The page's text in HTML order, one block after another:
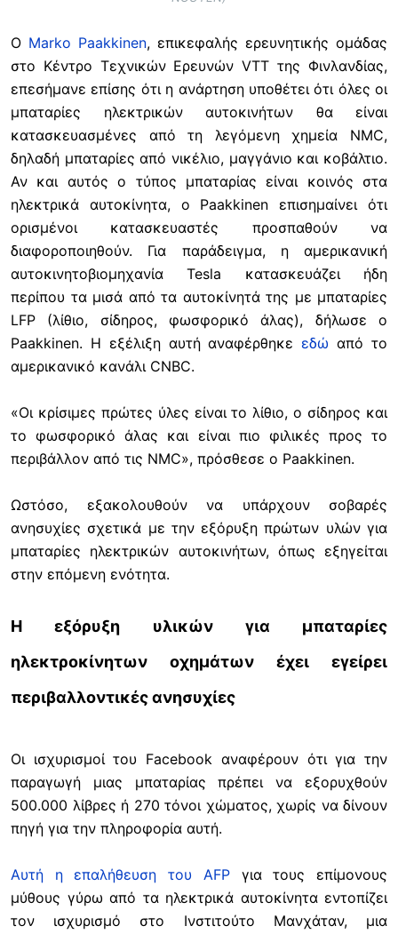
Ο Marko Paakkinen, επικεφαλής ερευνητικής ομάδας
στο Κέντρο Τεχνικών Ερευνών VTT της Φινλανδίας,
επεσήμανε επίσης ότι η ανάρτηση υποθέτει ότι όλες οι
μπαταρίες ηλεκτρικών αυτοκινήτων θα είναι
κατασκευασμένες από τη λεγόμενη χημεία NMC,
δηλαδή μπαταρίες από νικέλιο, μαγγάνιο και κοβάλτιο.
Αν και αυτός ο τύπος μπαταρίας είναι κοινός στα
ηλεκτρικά αυτοκίνητα, ο Paakkinen επισημαίνει ότι
ορισμένοι κατασκευαστές προσπαθούν να
διαφοροποιηθούν. Για παράδειγμα, η αμερικανική
αυτοκινητοβιομηχανία Tesla κατασκευάζει ήδη
περίπου τα μισά από τα αυτοκίνητά της με μπαταρίες
LFP (λίθιο, σίδηρος, φωσφορικό άλας), δήλωσε ο
Paakkinen. Η εξέλιξη αυτή αναφέρθηκεεδώ από το
αμερικανικό κανάλι CNBC.
«Οι κρίσιμες πρώτες ύλες είναι το λίθιο, ο σίδηρος και
το φωσφορικό άλας και είναι πιο φιλικές προς το
περιβάλλον από τις NMC», πρόσθεσε ο Paakkinen.
Ωστόσο, εξακολουθούν να υπάρχουν σοβαρές
ανησυχίες σχετικά με την εξόρυξη πρώτων υλών για
μπαταρίες ηλεκτρικών αυτοκινήτων, όπως εξηγείται
στην επόμενη ενότητα.
Η εξόρυξη υλικών για μπαταρίες
ηλεκτροκίνητων οχημάτων έχει εγείρει
περιβαλλοντικές ανησυχίες
Οι ισχυρισμοί του Facebook αναφέρουν ότι για την
παραγωγή μιας μπαταρίας πρέπει να εξορυχθούν
500.000 λίβρες ή 270 τόνοι χώματος, χωρίς να δίνουν
πηγή για την πληροφορία αυτή.
Αυτή η επαλήθευση του AFPγια τους επίμονους
μύθους γύρω από τα ηλεκτρικά αυτοκίνητα εντοπίζει
τον ισχυρισμό στο Ινστιτούτο Μανχάταν, μια